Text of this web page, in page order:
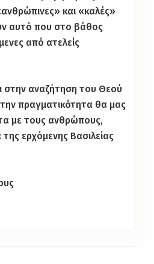
και «καλές»
αυτό που στο βάθος
από ατελείς
στην αναζήτηση του Θεού
πραγματικότητα θα μας
με τους ανθρώπους,
ερχόμενης Βασιλείας